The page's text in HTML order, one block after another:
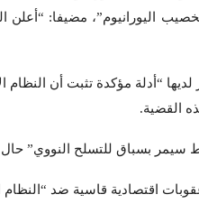
اليورانيوم”، مضيفا:
“أدلة مؤكدة تثبت أن النظام
القضية.
سيمر بسباق للتسلح النووي” حال
اقتصادية قاسية ضد “النظام